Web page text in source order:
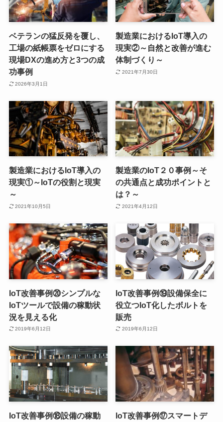
ベテランの猛反発を覆し、
工場の紙帳票をゼロにする
現場DXの進め方と3つの成
功事例
2026年3月1日
製造業におけるIoT導入の
現実②～自然と改善が進む
体制づくり～
2021年7月30日
製造業におけるIoT導入の
現実①～IoTの役割と現実
～
2021年10月5日
製造業のIoT２０事例～そ
の共通点と成功ポイントと
は？～
2021年4月12日
IoT改善事例⑳シンプルな
IoTツールで設備の稼動状
況を見える化
2019年6月12日
IoT改善事例⑲設備保全に
役立つIoT化したボルトを
販売
2019年6月12日
IoT改善事例⑱設備の稼動
IoT改善事例⑰スマートデ